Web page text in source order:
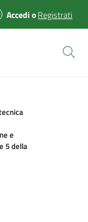
AccedioRegistrati
e
5 della